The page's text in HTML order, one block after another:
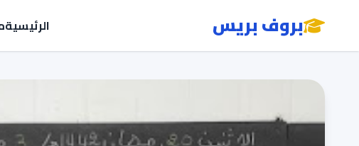
بروف بريس الرئيسية